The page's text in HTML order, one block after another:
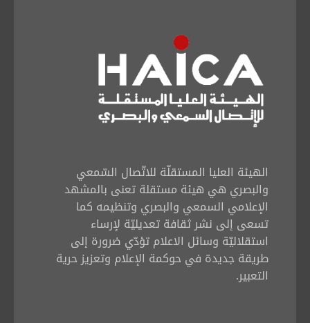
الهيئة العليا المستقلّة للاتّصال السّمعي
والبصري هي هيئة مستقلة تعنى بالمشهد
الإعلامي السمعي والبصري وتنظيمه كما
تسعى إلى نشر ثقافة تعديليّة لإرساء
استقلاليّة وسائل الاعلام تؤدّي ضرورة إلى
طريقة جديدة في حوكمة الإعلام وتعزيز حرية
التعبير.